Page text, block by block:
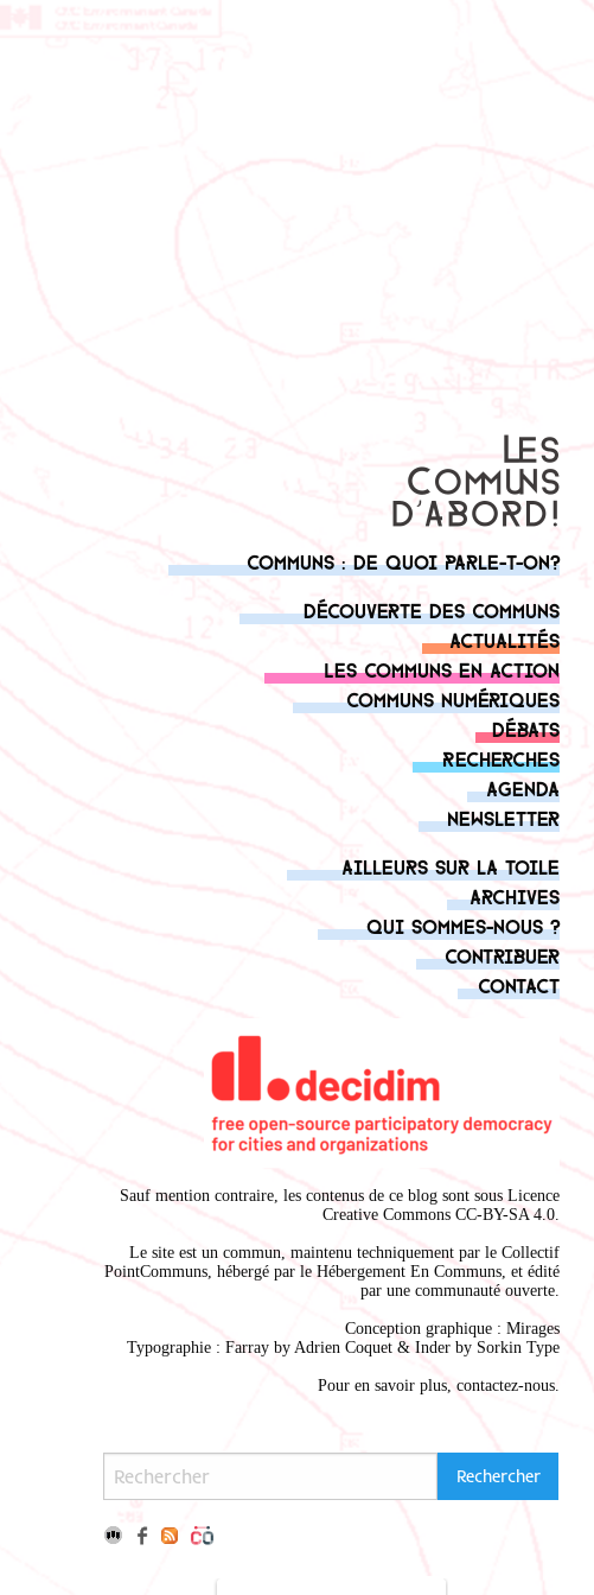
Communs : de quoi parle-t-on?
Découverte des communs
Actualités
Les communs en action
Communs numériques
Débats
Recherches
Agenda
Newsletter
Ailleurs sur la toile
Archives
Qui sommes-nous ?
Contribuer
Contact
Sauf mention contraire, les contenus de ce blog sont sous Licence
Creative Commons CC-BY-SA 4.0.
Le site est un commun, maintenu techniquement par le Collectif
PointCommuns, hébergé par le Hébergement En Communs, et édité
par une communauté ouverte.
Conception graphique : Mirages
Typographie : Farray by Adrien Coquet & Inder by Sorkin Type
Pour en savoir plus, contactez-nous.